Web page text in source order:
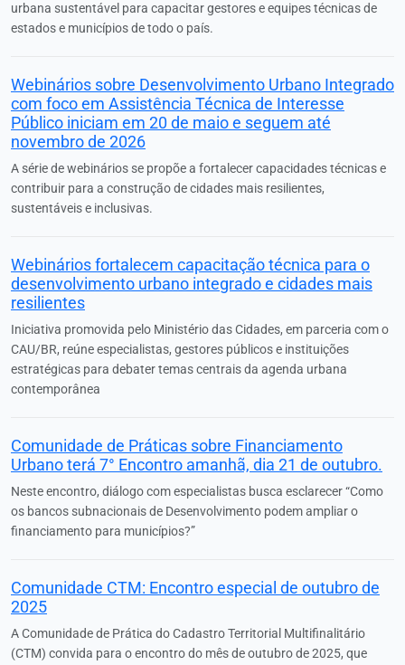
urbana sustentável para capacitar gestores e equipes técnicas de
estados e municípios de todo o país.
Webinários sobre Desenvolvimento Urbano Integrado
com foco em Assistência Técnica de Interesse
Público iniciam em 20 de maio e seguem até
novembro de 2026
A série de webinários se propõe a fortalecer capacidades técnicas e
contribuir para a construção de cidades mais resilientes,
sustentáveis e inclusivas.
Webinários fortalecem capacitação técnica para o
desenvolvimento urbano integrado e cidades mais
resilientes
Iniciativa promovida pelo Ministério das Cidades, em parceria com o
CAU/BR, reúne especialistas, gestores públicos e instituições
estratégicas para debater temas centrais da agenda urbana
contemporânea
Comunidade de Práticas sobre Financiamento
Urbano terá 7° Encontro amanhã, dia 21 de outubro.
Neste encontro, diálogo com especialistas busca esclarecer “Como
os bancos subnacionais de Desenvolvimento podem ampliar o
financiamento para municípios?”
Comunidade CTM: Encontro especial de outubro de
2025
A Comunidade de Prática do Cadastro Territorial Multifinalitário
(CTM) convida para o encontro do mês de outubro de 2025, que